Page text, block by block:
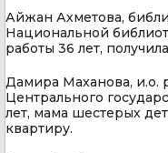
Айжан Ахметова,
Национальной
работы 36 лет,
Дамира Маханова, и.о.
Центрального
лет, мама шестерых
квартиру.